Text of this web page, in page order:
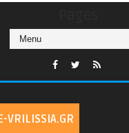
VRILISSIA.GR